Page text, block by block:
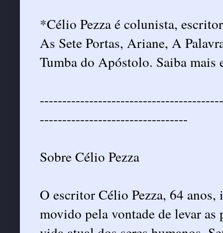
*Célio Pezza é colunista,
As Sete Portas, Ariane, A
Tumba do Apóstolo. Saiba
---------------------------------
Sobre Célio Pezza
O escritor Célio Pezza, 64
movido pela vontade de levar as